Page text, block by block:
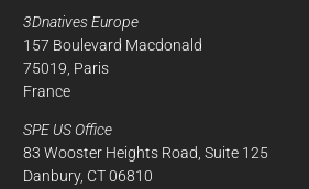
3Dnatives Europe
157 Boulevard Macdonald
75019, Paris
France
SPE US Office
83 Wooster Heights Road, Suite 125
Danbury, CT 06810